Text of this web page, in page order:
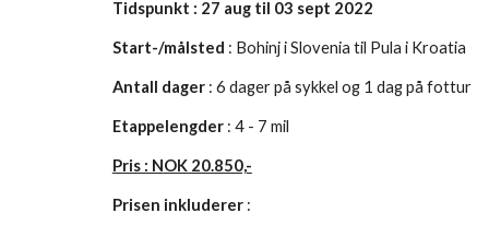
Tidspunkt : 27 aug til 03 sept 2022
Start-/målsted : Bohinj i Slovenia til Pula i Kroatia
Antall dager : 6 dager på sykkel og 1 dag på fottur
Etappelengder : 4 - 7 mil
Pris : NOK 20.850,-
Prisen inkluderer :